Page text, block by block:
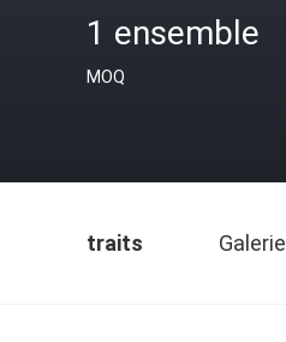
1 ensemble
MOQ
traits Galerie